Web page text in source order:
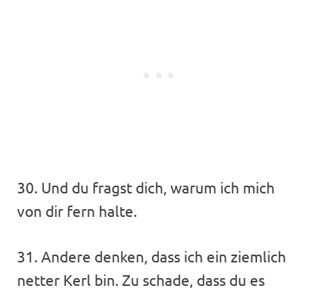
30. Und du fragst dich, warum ich mich
von dir fern halte.
31. Andere denken, dass ich ein ziemlich
netter Kerl bin. Zu schade, dass du es